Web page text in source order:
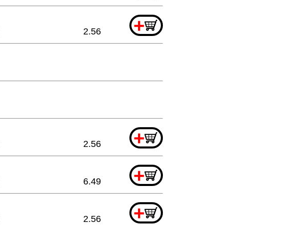
+
2.56
+
2.56
+
6.49
+
2.56